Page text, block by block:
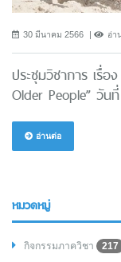
30 มีนาคม 2566 อ่า
ประชุมวิชาการ เรื่
Older People” วัน
อ่านต่อ
หมวดหมู่
กิจกรรมภาควิชา
217